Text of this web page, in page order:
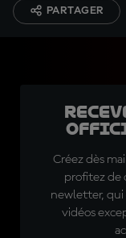
PARTAGER
Créez dès
profitez de
newletter, qui
vidéos